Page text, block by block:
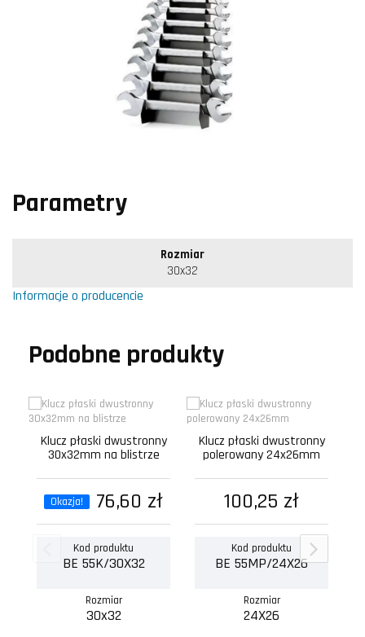
Parametry
Rozmiar
30x32
Informacje o producencie
Podobne produkty
Klucz płaski dwustronny
30x32mm na blistrze
Okazja! 76,60 zł
Kod produktu
BE 55K/30X32
Rozmiar
30x32
Klucz płaski dwustronny
polerowany 24x26mm
100,25 zł
Kod produktu
BE 55MP/24X26
Rozmiar
24X26